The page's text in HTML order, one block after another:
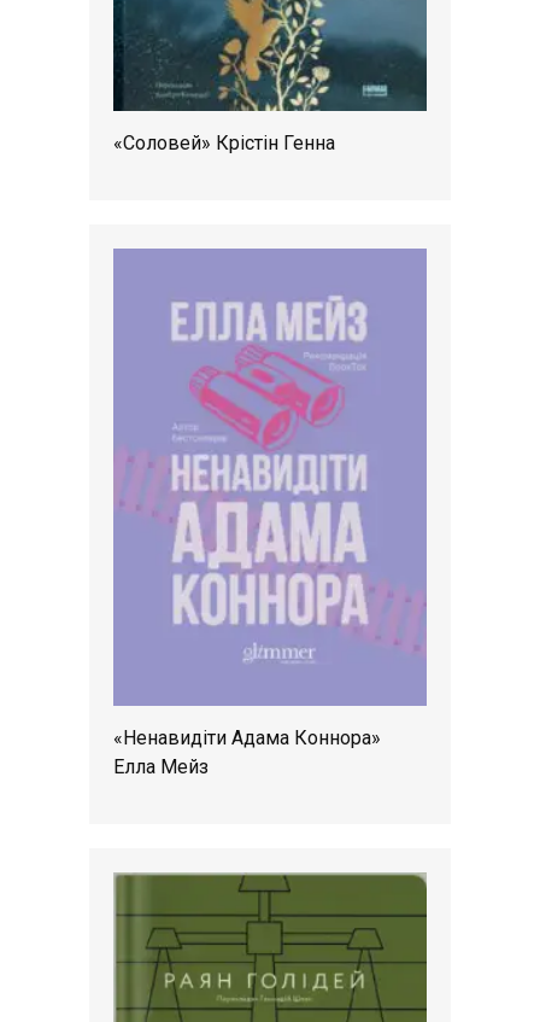
«Соловей» Крістін Генна
«Ненавидіти Адама Коннора»
Елла Мейз